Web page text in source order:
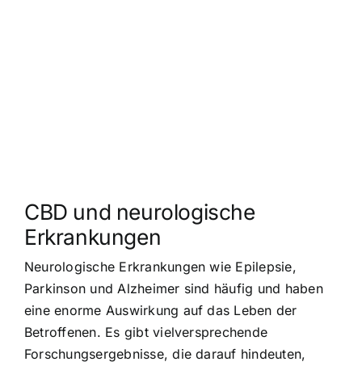
CBD und neurologische
Erkrankungen
Neurologische Erkrankungen wie Epilepsie,
Parkinson und Alzheimer sind häufig und haben
eine enorme Auswirkung auf das Leben der
Betroffenen. Es gibt vielversprechende
Forschungsergebnisse, die darauf hindeuten,